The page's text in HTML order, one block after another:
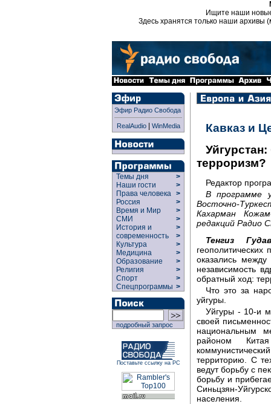
Ищите наши
Здесь хранятся только наши архивы
Эфир Радио Свобода
RealAudio| WinMedia
Темы дня
>
Наши гости
>
Права человека >
Россия
>
Время и Мир
>
СМИ
>
История и
современность
>
>
Культура
>
Медицина
>
Образование
>
Религия
>
Спорт
>
Спецпрограммы >
подробный запрос
Поставьте ссылку на РС
Кавказ и
терроризм?
Редактор
В программе
Восточно-
Кахарман
редакций Радио
Тенгиз
оказались
независимость
обратный ход:
Что это за
уйгуры.
Уйгуры - 10-и
своей
национальным
районом
территорию. С
ведут борьбу с
борьбу и
Синьцзян-
населения.